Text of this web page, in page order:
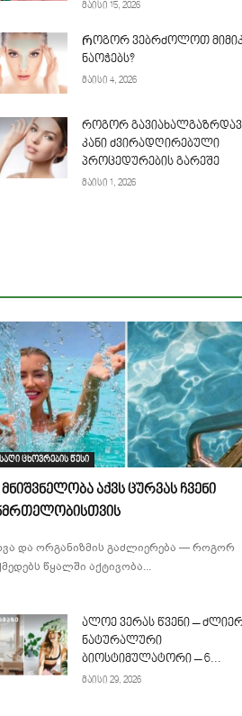
მაისი 15, 2026
Როგორ ვებრძოლოთ
ნაოჭებს?
მაისი 4, 2026
როგორ
კანი ძვირადღირებული
პროცედურების გარეშე
მაისი 1, 2026
ცხოვრების წესი
აქვს ცურვას ჩვენი
და ორგანიზმის გაძლიერება — როგორ
წყალში აქტივობა...
ალოე ვერას წვენი –
ნატურალური
ბიოსტიმულატორი – 6...
მაისი 29, 2026